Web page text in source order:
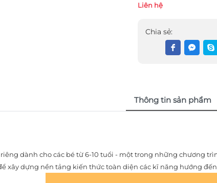
Liên hệ
Chia sẻ:
Thông tin sản phẩm
riêng dành cho các bé từ 6-10 tuổi - một trong những
xây dựng nền tảng kiến thức toàn diện các kĩ năng hướng